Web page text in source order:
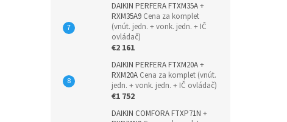
DAIKIN PERFERA FTXM35A +
RXM35A9 Cena za komplet
(vnút. jedn. + vonk. jedn. + IČ
ovládač)
€2 161
DAIKIN PERFERA FTXM20A +
RXM20A Cena za komplet (vnút.
jedn. + vonk. jedn. + IČ ovládač)
€1 752
DAIKIN COMFORA FTXP71N +